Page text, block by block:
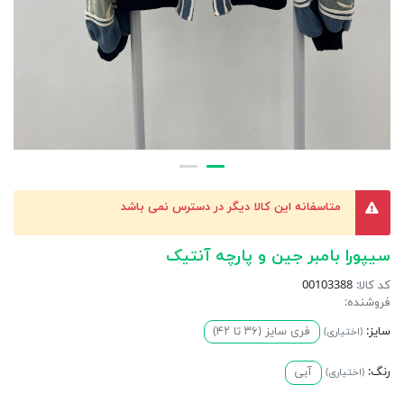
متاسفانه این کالا دیگر در دسترس نمی باشد
سیپورا بامبر جین و پارچه آنتیک
کد کالا: 00103388
فروشنده:
سایز: (اختیاری) فری سایز (۳۶ تا ۴۲)
رنگ: (اختیاری) آبی